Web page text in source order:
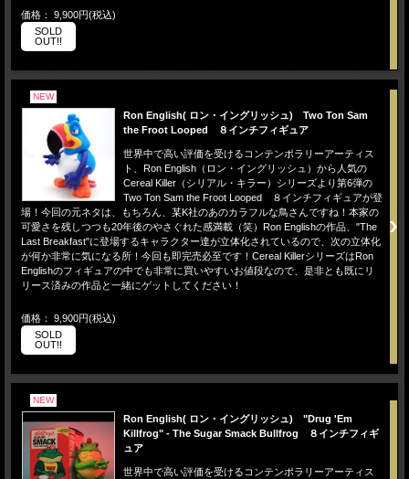
価格： 9,900円(税込)
SOLD
OUT!!
NEW
Ron English( ロン・イングリッシュ) Two Ton Sam
the Froot Looped ８インチフィギュア
世界中で高い評価を受けるコンテンポラリーアーティス
ト、Ron English（ロン・イングリッシュ）から人気の
Cereal Killer（シリアル・キラー）シリーズより第6弾の
Two Ton Sam the Froot Looped ８インチフィギュアが登
場！今回の元ネタは、もちろん、某K社のあのカラフルな鳥さんですね！本家の
可愛さを残しつつも20年後のやさぐれた感満載（笑）Ron Englishの作品、"The
Last Breakfast"に登場するキャラクター達が立体化されているので、次の立体化
が何か非常に気になる所！今回も即完売必至です！Cereal KillerシリーズはRon
Englishのフィギュアの中でも非常に買いやすいお値段なので、是非とも既にリ
リース済みの作品と一緒にゲットしてください！
価格： 9,900円(税込)
SOLD
OUT!!
NEW
Ron English( ロン・イングリッシュ) "Drug 'Em
Killfrog" - The Sugar Smack Bullfrog ８インチフィギ
ュア
世界中で高い評価を受けるコンテンポラリーアーティス